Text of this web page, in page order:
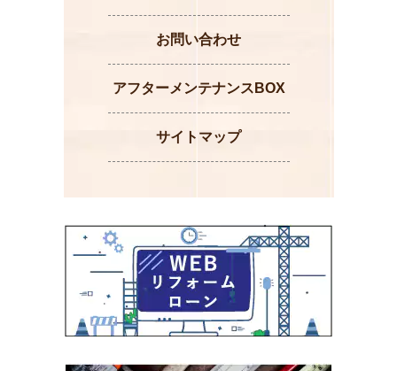
お問い合わせ
アフターメンテナンスBOX
サイトマップ